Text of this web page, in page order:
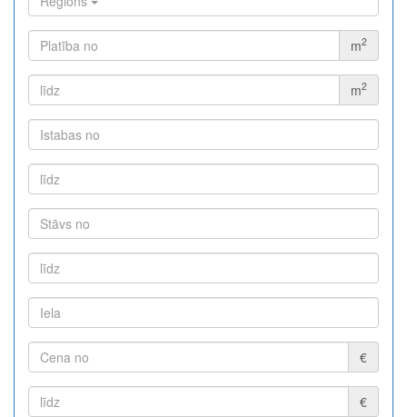
m2
m2
€
€